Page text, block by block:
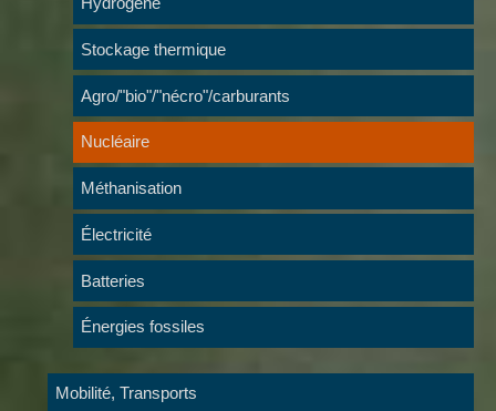
Stockage thermique
Agro/"bio"/"nécro"/carburants
Nucléaire
Méthanisation
Électricité
Batteries
Énergies fossiles
Mobilité, Transports